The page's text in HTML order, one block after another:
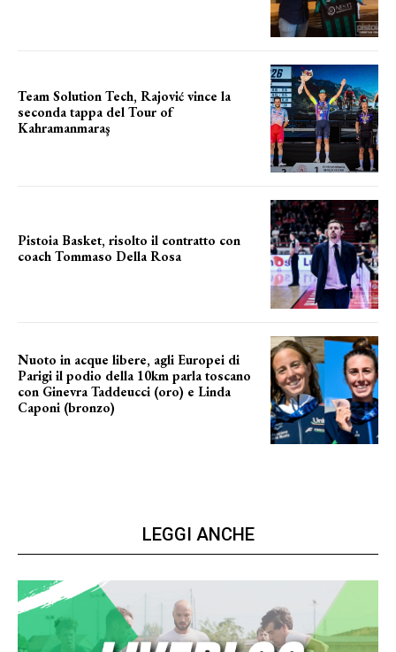
Team Solution Tech, Rajović vince la
seconda tappa del Tour of
Kahramanmaraş
Pistoia Basket, risolto il contratto con
coach Tommaso Della Rosa
Nuoto in acque libere, agli Europei di
Parigi il podio della 10km parla toscano
con Ginevra Taddeucci (oro) e Linda
Caponi (bronzo)
LEGGI ANCHE